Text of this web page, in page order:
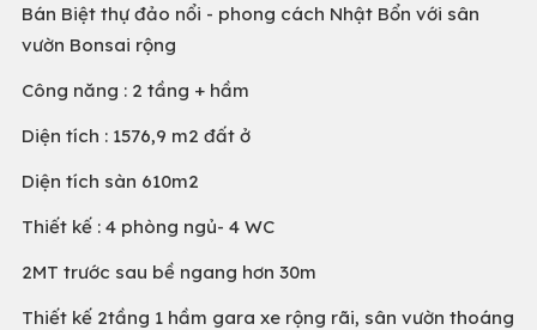
Bán Biệt thự đảo nổi - phong cách Nhật Bổn với sân
vườn Bonsai rộng
Công năng : 2 tầng + hầm
Diện tích : 1576,9 m2 đất ở
Diện tích sàn 610m2
Thiết kế : 4 phòng ngủ- 4 WC
2MT trước sau bề ngang hơn 30m
Thiết kế 2tầng 1 hầm gara xe rộng rãi, sân vườn thoáng